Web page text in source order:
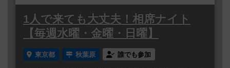
1人で来ても大丈夫！相席ナイト
【毎週水曜・金曜・日曜】
東京都 秋葉原 誰でも参加